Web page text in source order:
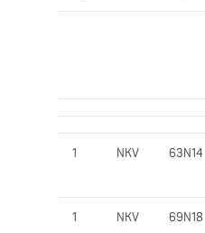
1 NKV 63N14
1 NKV 69N18